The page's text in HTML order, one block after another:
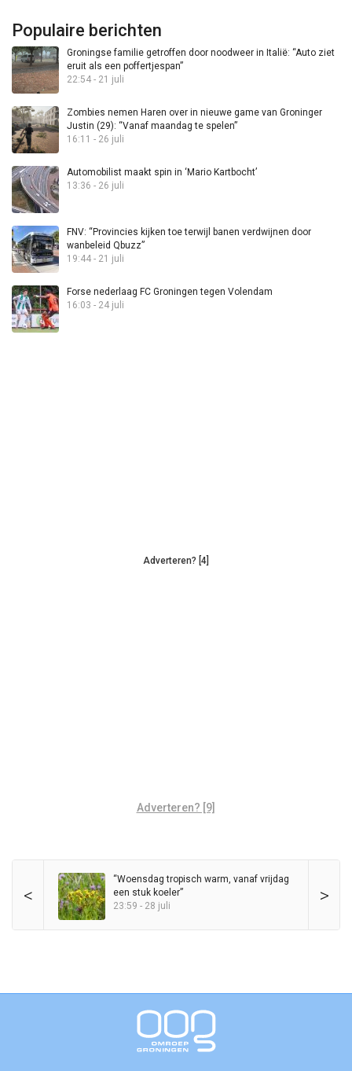
Populaire berichten
Groningse familie getroffen door noodweer in Italië: “Auto ziet
eruit als een poffertjespan”
22:54 - 21 juli
Zombies nemen Haren over in nieuwe game van Groninger
Justin (29): “Vanaf maandag te spelen”
16:11 - 26 juli
Automobilist maakt spin in ‘Mario Kartbocht’
13:36 - 26 juli
FNV: “Provincies kijken toe terwijl banen verdwijnen door
wanbeleid Qbuzz”
19:44 - 21 juli
Forse nederlaag FC Groningen tegen Volendam
16:03 - 24 juli
Adverteren? [4]
Adverteren? [9]
< >
“Woensdag tropisch warm, vanaf vrijdag
een stuk koeler”
23:59 - 28 juli